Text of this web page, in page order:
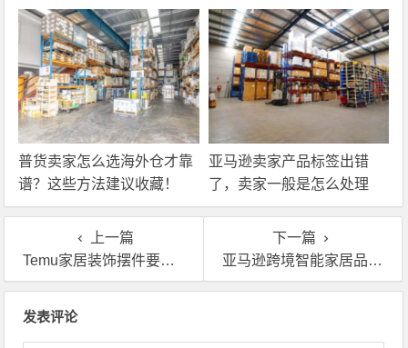
接找第三方自营海外仓！
还是在海外直接处理？
普货卖家怎么选海外仓才靠
谱？这些方法建议收藏！
亚马逊卖家产品标签出错
了，卖家一般是怎么处理
的？
上一篇
Temu家居装饰摆件要不要用认证英国海外仓一件代发？看准这几点就行
下一篇
亚马逊跨境智能家居品类英国海外仓移仓换标
发表评论